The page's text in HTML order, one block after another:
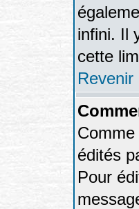
infini. Il
cette
Revenir
édités
Pour